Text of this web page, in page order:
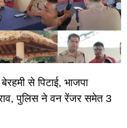
से पिटाई, भाजपा
पुलिस ने वन रेंजर समेत 3